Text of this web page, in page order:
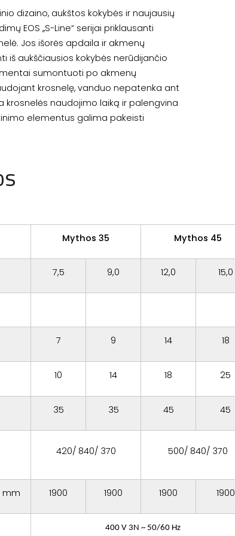
dizaino, aukštos kokybės ir naujausių
EOS ,,S-Line“ serijai priklausanti
Jos išorės apdaila ir akmenų
iš aukščiausios kokybės nerūdijančio
sumontuoti po akmenų
krosnelę, vanduo nepatenka ant
krosnelės naudojimo laiką ir palengvina
elementus galima pakeisti
Mythos 35 Mythos 45
7,5 9,0 12,0 15,0
7 9 14 18
10 14 18 25
35 35 45 45
420/ 840/ 370 500/ 840/ 370
mm 1900 1900 1900 1900
400 V 3N ~ 50/60 Hz